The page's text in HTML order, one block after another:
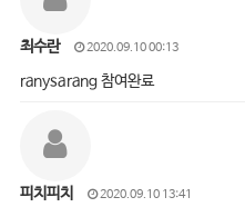
최수란 2020.09.10 00:13
ranysarang 참여완료
피치피치 2020.09.10 13:41